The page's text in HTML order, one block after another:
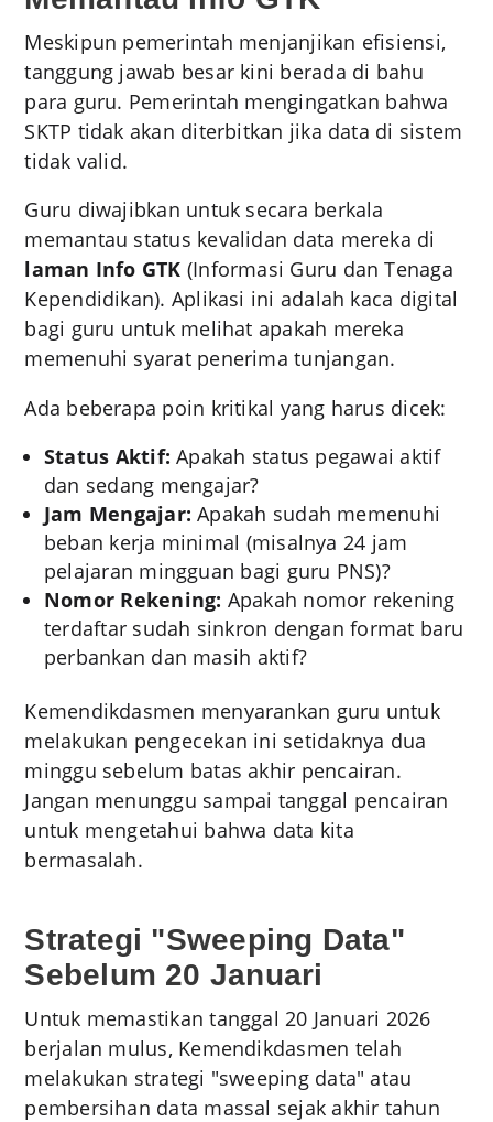
Meskipun pemerintah menjanjikan efisiensi,
tanggung jawab besar kini berada di bahu
para guru. Pemerintah mengingatkan bahwa
SKTP tidak akan diterbitkan jika data di sistem
tidak valid.
Guru diwajibkan untuk secara berkala
memantau status kevalidan data mereka di
laman Info GTK (Informasi Guru dan Tenaga
Kependidikan). Aplikasi ini adalah kaca digital
bagi guru untuk melihat apakah mereka
memenuhi syarat penerima tunjangan.
Ada beberapa poin kritikal yang harus dicek:
Status Aktif: Apakah status pegawai aktif
dan sedang mengajar?
Jam Mengajar: Apakah sudah memenuhi
beban kerja minimal (misalnya 24 jam
pelajaran mingguan bagi guru PNS)?
Nomor Rekening: Apakah nomor rekening
terdaftar sudah sinkron dengan format baru
perbankan dan masih aktif?
Kemendikdasmen menyarankan guru untuk
melakukan pengecekan ini setidaknya dua
minggu sebelum batas akhir pencairan.
Jangan menunggu sampai tanggal pencairan
untuk mengetahui bahwa data kita
bermasalah.
Strategi "Sweeping Data"
Sebelum 20 Januari
Untuk memastikan tanggal 20 Januari 2026
berjalan mulus, Kemendikdasmen telah
melakukan strategi "sweeping data" atau
pembersihan data massal sejak akhir tahun